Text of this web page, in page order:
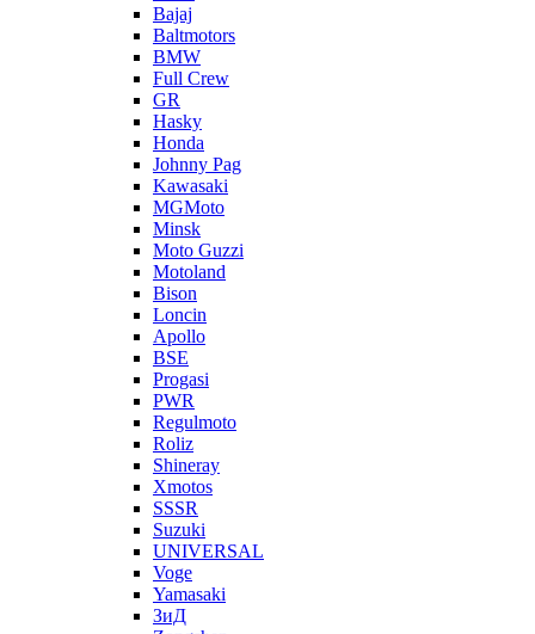
Bajaj
Baltmotors
BMW
Full Crew
GR
Hasky
Honda
Johnny Pag
Kawasaki
MGMoto
Minsk
Moto Guzzi
Motoland
Bison
Loncin
Apollo
BSE
Progasi
PWR
Regulmoto
Roliz
Shineray
Xmotos
SSSR
Suzuki
UNIVERSAL
Voge
Yamasaki
ЗиД